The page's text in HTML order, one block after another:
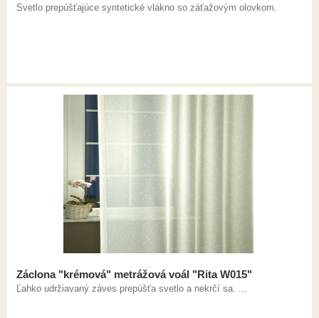
Svetlo prepúšťajúce syntetické vlákno so záťažovým olovkom.
Záclona "krémová" metrážová voál "Rita W015"
Ľahko udržiavaný záves prepúšťa svetlo a nekrčí sa. ...